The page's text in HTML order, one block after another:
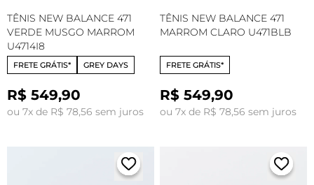
TÊNIS NEW BALANCE 471
VERDE MUSGO MARROM
U4714I8
FRETE GRÁTIS* GREY DAYS
R$ 549,90
ou 7x de R$ 78,56 sem juros
TÊNIS NEW BALANCE 471
MARROM CLARO U471BLB
FRETE GRÁTIS*
R$ 549,90
ou 7x de R$ 78,56 sem juros